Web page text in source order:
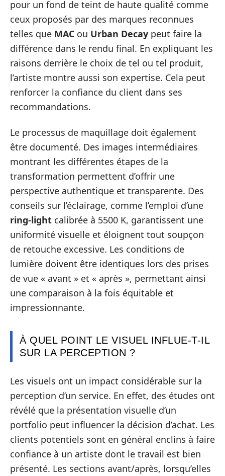
pour un fond de teint de haute qualité comme
ceux proposés par des marques reconnues
telles que MAC ou Urban Decay peut faire la
différence dans le rendu final. En expliquant les
raisons derrière le choix de tel ou tel produit,
l’artiste montre aussi son expertise. Cela peut
renforcer la confiance du client dans ses
recommandations.
Le processus de maquillage doit également
être documenté. Des images intermédiaires
montrant les différentes étapes de la
transformation permettent d’offrir une
perspective authentique et transparente. Des
conseils sur l’éclairage, comme l’emploi d’une
ring-light calibrée à 5500 K, garantissent une
uniformité visuelle et éloignent tout soupçon
de retouche excessive. Les conditions de
lumière doivent être identiques lors des prises
de vue « avant » et « après », permettant ainsi
une comparaison à la fois équitable et
impressionnante.
À QUEL POINT LE VISUEL INFLUE-T-IL
SUR LA PERCEPTION ?
Les visuels ont un impact considérable sur la
perception d’un service. En effet, des études ont
révélé que la présentation visuelle d’un
portfolio peut influencer la décision d’achat. Les
clients potentiels sont en général enclins à faire
confiance à un artiste dont le travail est bien
présenté. Les sections avant/après, lorsqu’elles